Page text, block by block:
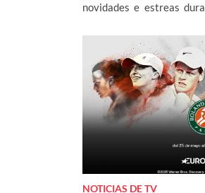
novidades e estreas
DAZN, que podes
produto de tele
cinco partidos de LaLiga
e 115, así como de
LALIGAHYPERMOTION.
NOTICIAS DE TV